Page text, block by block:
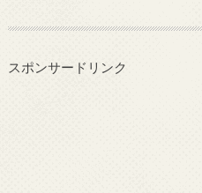
スポンサードリンク